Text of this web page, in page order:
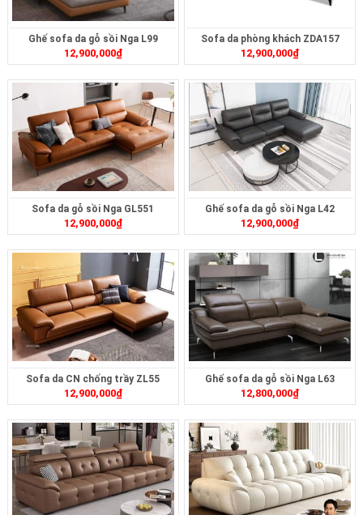
Ghế sofa da gỗ sồi Nga L99
12,900,000₫
Sofa da phòng khách ZDA157
12,900,000₫
Sofa da gỗ sồi Nga GL551
12,900,000₫
Ghế sofa da gỗ sồi Nga L42
12,900,000₫
Sofa da CN chống trầy ZL55
12,900,000₫
Ghế sofa da gỗ sồi Nga L63
12,800,000₫